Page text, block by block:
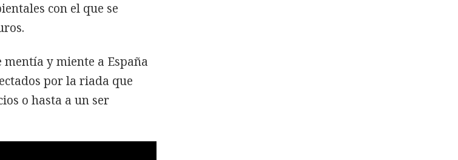
con el que se
y miente a España
por la riada que
o hasta a un ser